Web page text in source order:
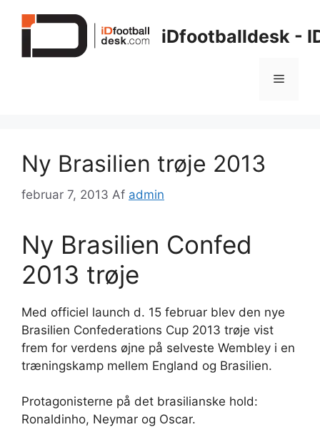
iDfootballdesk -
Menu
Ny Brasilien trøje 2013
februar 7, 2013 Af admin
Ny Brasilien Confed
2013 trøje
Med officiel launch d. 15 februar blev den nye
Brasilien Confederations Cup 2013 trøje vist
frem for verdens øjne på selveste Wembley i en
træningskamp mellem England og Brasilien.
Protagonisterne på det brasilianske hold:
Ronaldinho, Neymar og Oscar.